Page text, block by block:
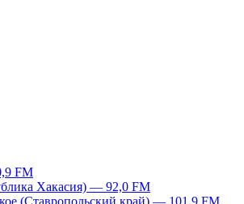
FM
Хакасия) — 92,0 FM
(Ставропольский край) — 101,9 FM